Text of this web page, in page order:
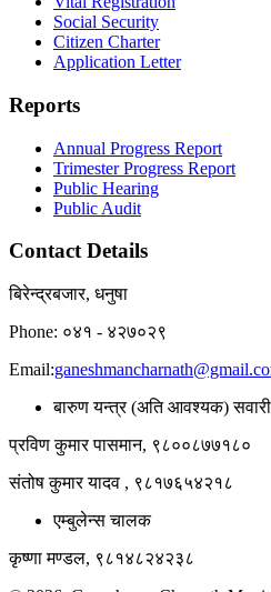
Social Security
Citizen Charter
Application Letter
Reports
Annual Progress Report
Trimester Progress Report
Public Hearing
Public Audit
Contact Details
बिरेन्द्रबजार, धनुषा
Phone: ०४१ - ४२७०२९
Email:
बारुण यन्त्र (अति आवश्यक)
प्रविण कुमार पासमान, ९८००८७७१८०
संतोष कुमार यादव , ९८१७६५४२१८
एम्बुलेन्स चालक
कृष्णा मण्डल, ९८१४८२४२३८